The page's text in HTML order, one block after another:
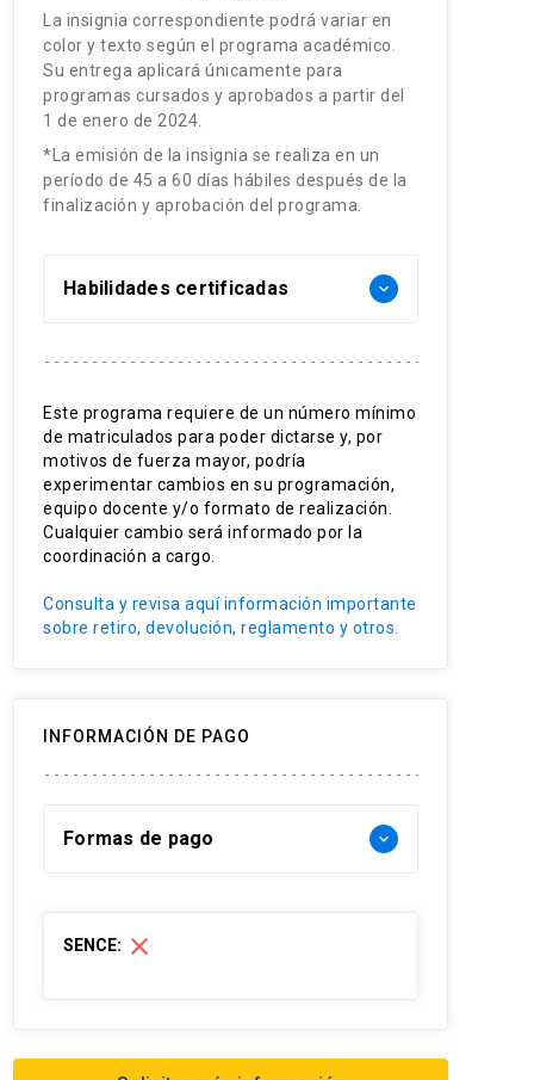
La insignia correspondiente podrá variar en
color y texto según el programa académico.
Su entrega aplicará únicamente para
programas cursados y aprobados a partir del
1 de enero de 2024.
*La emisión de la insignia se realiza en un
período de 45 a 60 días hábiles después de la
finalización y aprobación del programa.
Habilidades certificadas keyboard_arrow_down
Diagnóstico de salud
Construcción de indicadores
Programación de actividades
Evaluación de cumplimiento
Gestión en APS
Este programa requiere de un número mínimo
de matriculados para poder dictarse y, por
motivos de fuerza mayor, podría
experimentar cambios en su programación,
equipo docente y/o formato de realización.
Cualquier cambio será informado por la
coordinación a cargo.
Consulta y revisa aquí información importante
sobre retiro, devolución, reglamento y otros.
INFORMACIÓN DE PAGO
Formas de pago keyboard_arrow_down
- Web pay: Tarjeta de crédito hasta 3
SENCE: close